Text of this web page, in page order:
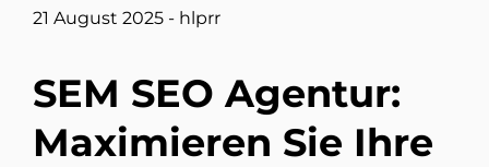
21 August 2025 - hlprr
SEM SEO Agentur:
Maximieren Sie Ihre